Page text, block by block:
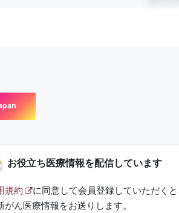
お役立ち医療情報を配信しています
規約
に同意して会員登録していただくと
がん医療情報をお送りします。